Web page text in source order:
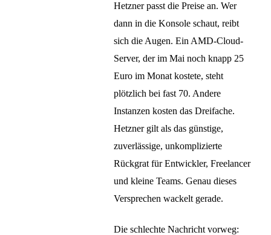
Hetzner passt die Preise an. Wer
dann in die Konsole schaut, reibt
sich die Augen. Ein AMD-Cloud-
Server, der im Mai noch knapp 25
Euro im Monat kostete, steht
plötzlich bei fast 70. Andere
Instanzen kosten das Dreifache.
Hetzner gilt als das günstige,
zuverlässige, unkomplizierte
Rückgrat für Entwickler, Freelancer
und kleine Teams. Genau dieses
Versprechen wackelt gerade.
Die schlechte Nachricht vorweg: